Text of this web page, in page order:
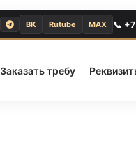
ВК Rutube MAX 📞
Заказать требу